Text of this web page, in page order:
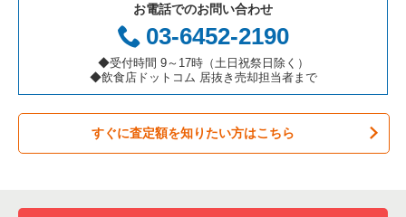
お弁当・惣菜・デリの居抜き売却物件の案件一覧
カラオケ・パブ・スナックの居抜き売却物件の案件一覧
バーの居抜き売却物件の案件一覧
居酒屋・ダイニングバーの居抜き売却物件の案件一覧
三重県の飲食店の居抜き売却物件の案件一覧
ふじみ野市の飲食店の居抜き売却物件の案件一覧
朝霞市の飲食店の居抜き売却物件の案件一覧
草加市の飲食店の居抜き売却物件の案件一覧
さいたま市緑区の飲食店の居抜き売却物件の案件一覧
埼玉県のアジア料理の居抜き売却物件の案件一覧
埼玉県のカフェの居抜き売却物件の案件一覧
埼玉県のテイクアウトの居抜き売却物件の案件一覧
埼玉県のお弁当・惣菜・デリの居抜き売却物件の案件一覧
お電話でのお問い合わせ
03-6452-2190
◆受付時間 9～17時（土日祝祭日除く）
◆飲食店ドットコム 居抜き売却担当者まで
すぐに査定額を知りたい方はこちら